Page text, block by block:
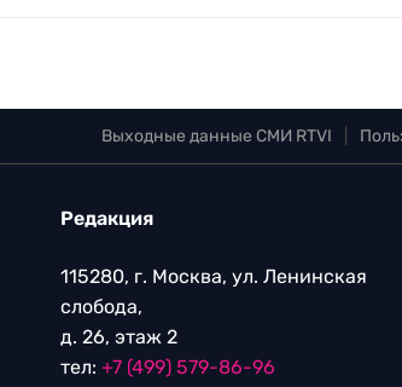
Выходные данные СМИ RTVI
Редакция
115280, г. Москва, ул. Ленинская
слобода,
д. 26, этаж 2
тел: +7 (499) 579-86-96